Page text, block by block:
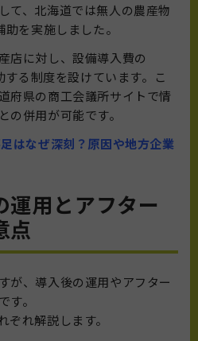
て、北海道では無人の農産物
を実施しました。
店に対し、設備導入費の
る制度を設けています。こ
府県の商工会議所サイトで情
の併用が可能です。
はなぜ深刻？原因や地方企業
運用とアフター
点
が、導入後の運用やアフター
す。
ぞれ解説します。